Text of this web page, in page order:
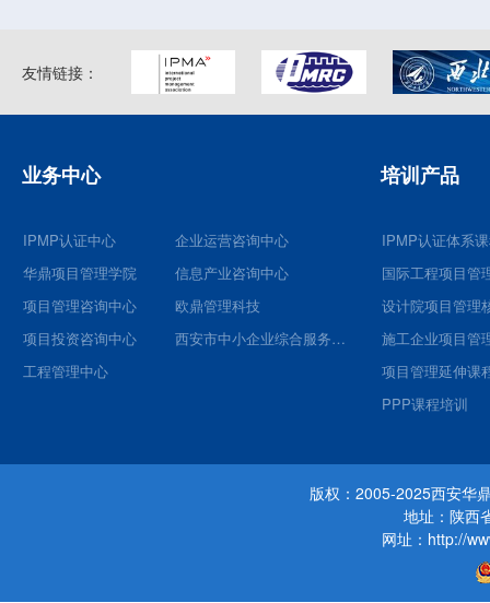
友情链接：
业务中心
IPMP认证中心
华鼎项目管理学院
项目管理咨询中心
项目投资咨询中心
工程管理中心
企业运营咨询中心
信息产业咨询中心
欧鼎管理科技
西安市中小企业综合服务平台
培训产品
IPMP认证体系
国际工程项目管
施工企业项目管
项目管理延伸课
PPP课程培训
版权：2005-2025西安华
地址：陕西
网址：http://